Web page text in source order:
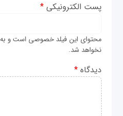
پست الکترونیکی*
محتوای این فیلد خصوصی است و
نخواهد شد.
دیدگاه*